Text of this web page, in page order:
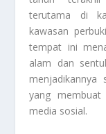
terutama di
kawasan
tempat ini
alam dan
menjadikannya
yang
media sosial.